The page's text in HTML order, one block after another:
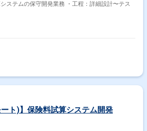
守開発業務 ・工程：詳細設計〜テス
ート)】保険料試算システム開発